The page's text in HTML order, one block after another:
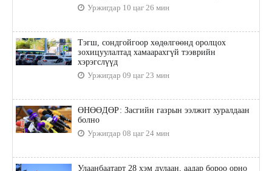
Уржигдар 10 цаг 26 мин
Тэгш, сондгойгоор хөдөлгөөнд оролцох
зохицуулалтад хамаарахгүй тээврийн
хэрэгслүүд
Уржигдар 09 цаг 23 мин
ӨНӨӨДӨР: Засгийн газрын ээлжит хуралдаан
болно
Уржигдар 08 цаг 24 мин
Улаанбаатарт 28 хэм дулаан, аадар бороо орно